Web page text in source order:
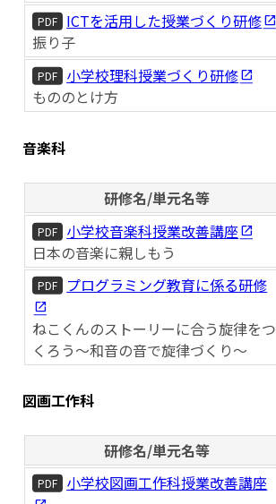
PDF
ICTを活用した授業づくり研修
振り子
PDF
小学校理科授業づくり研修
もののとけ方
音楽科
研修名/単元名等
PDF
小学校音楽科授業改善講座
日本の音楽に親しもう
PDF プログラミング教育に係る研修
ねこくんのストーリーに合う旋律をつ
くろう～和音の音で旋律づくり～
図画工作科
研修名/単元名等
PDF 小学校図画工作科授業改善講座